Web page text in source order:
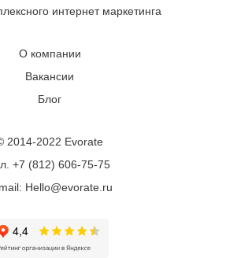
интернет маркетинга
О компании
Вакансии
Блог
2014-2022 Evorate
+7 (812) 606-75-75
Hello@evorate.ru